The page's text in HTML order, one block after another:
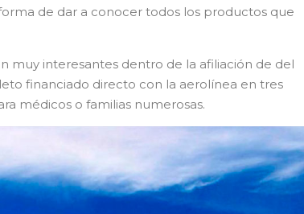
de dar a conocer todos los productos que
muy interesantes dentro de la afiliación de del
financiado directo con la aerolínea en tres
médicos o familias numerosas.